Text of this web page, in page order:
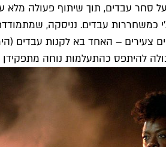
עבדים, תוך שיתוף פעולה מלא
כמשחררות עבדים. נניסקה,
צעירים – האחד בא לקנות עבדים (הירו
להיתפס כהתעלמות נוחה